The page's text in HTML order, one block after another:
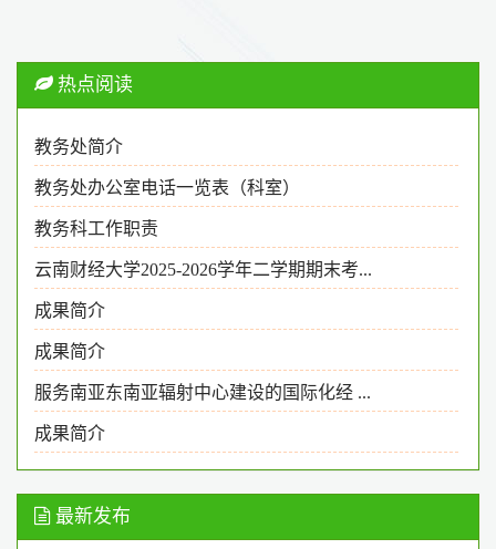
热点阅读
教务处简介
教务处办公室电话一览表（科室）
教务科工作职责
云南财经大学2025-2026学年二学期期末考...
成果简介
成果简介
服务南亚东南亚辐射中心建设的国际化经 ...
成果简介
最新发布